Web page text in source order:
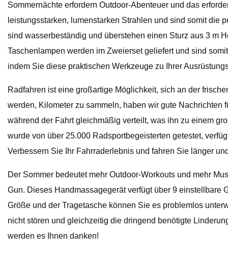
Sommernächte erfordern Outdoor-Abenteuer und das
leistungsstarken, lumenstarken Strahlen und sind somit die
sind wasserbeständig und überstehen einen Sturz aus 3 m
Taschenlampen werden im Zweierset geliefert und sind
indem Sie diese praktischen Werkzeuge zu Ihrer
Radfahren ist eine großartige Möglichkeit, sich an der
werden, Kilometer zu sammeln, haben wir gute
während der Fahrt gleichmäßig verteilt, was ihn zu einem
wurde von über 25.000 Radsportbegeisterten getestet,
Verbessern Sie Ihr Fahrraderlebnis und fahren Sie länger
Der Sommer bedeutet mehr Outdoor-Workouts und mehr
Gun. Dieses Handmassagegerät verfügt über 9
Größe und der Tragetasche können Sie es problemlos
nicht stören und gleichzeitig die dringend benötigte
werden es Ihnen danken!